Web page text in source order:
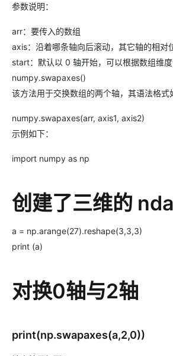
参数说明：
arr：要传入的数组
axis：沿着哪条轴向后滚动，其它轴的相对
start：默认以 0 轴开始，可以根据数组维
numpy.swapaxes()
该方法用于交换数组的两个轴，其语法格式
numpy.swapaxes(arr, axis1, axis2)
示例如下：
import numpy as np
创建了三维的
a = np.arange(27).reshape(3,3,3)
print (a)
对换0轴与2轴
print(np.swapaxes(a,2,0))